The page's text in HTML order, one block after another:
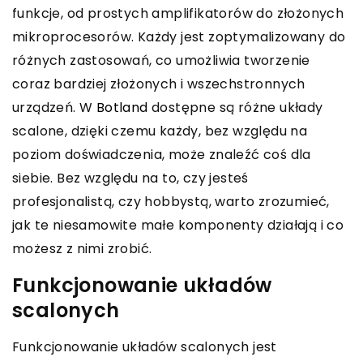
funkcje, od prostych amplifikatorów do złożonych
mikroprocesorów. Każdy jest zoptymalizowany do
różnych zastosowań, co umożliwia tworzenie
coraz bardziej złożonych i wszechstronnych
urządzeń. W Botland dostępne są różne układy
scalone, dzięki czemu każdy, bez względu na
poziom doświadczenia, może znaleźć coś dla
siebie. Bez względu na to, czy jesteś
profesjonalistą, czy hobbystą, warto zrozumieć,
jak te niesamowite małe komponenty działają i co
możesz z nimi zrobić.
Funkcjonowanie układów
scalonych
Funkcjonowanie układów scalonych jest